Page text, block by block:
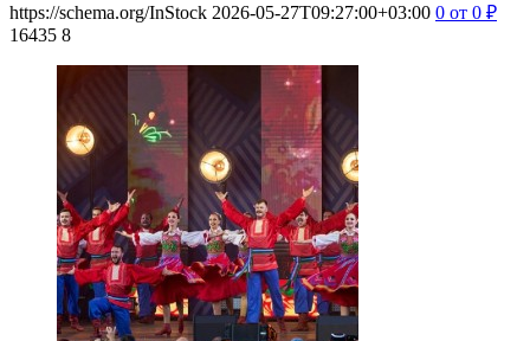
https://schema.org/InStock 2026-05-27T09:27:00+03:00 0 от 0 ₽
16435 8